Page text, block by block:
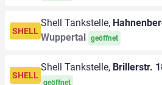
SHELL
Shell Tankstelle,
Wuppertal
geöffnet
SHELL
Shell Tankstelle, Brillerstr.
geöffnet